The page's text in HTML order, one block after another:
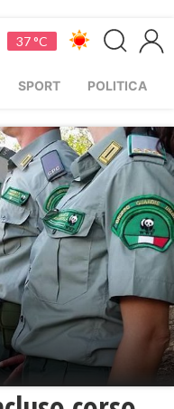
37 °C
SPORT POLITICA